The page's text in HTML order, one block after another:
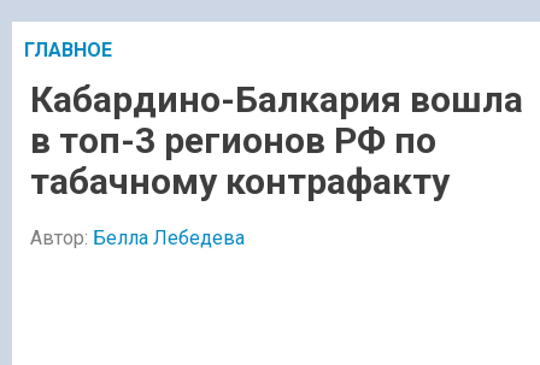
ГЛАВНОЕ
Кабардино-Балкария вошла
в топ-3 регионов РФ по
табачному контрафакту
Автор: Белла Лебедева